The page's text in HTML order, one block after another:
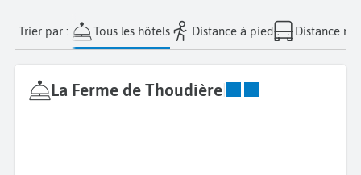
Trier par : Tous les hôtels Distance à pied Distance
La Ferme de Thoudière